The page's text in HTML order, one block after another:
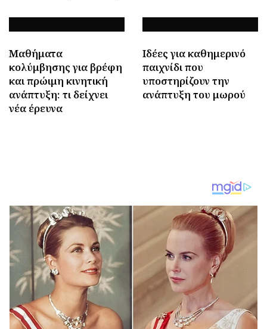
Μαθήματα
κολύμβησης για βρέφη
και πρώιμη κινητική
ανάπτυξη: τι δείχνει
νέα έρευνα
Ιδέες για καθημερινό
παιχνίδι που
υποστηρίζουν την
ανάπτυξη του μωρού